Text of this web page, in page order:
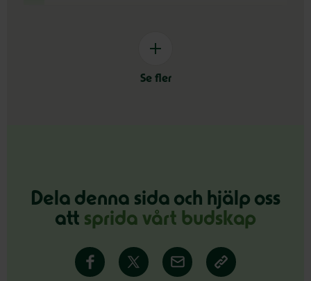
Se fler
Dela denna sida och hjälp oss
att sprida vårt budskap